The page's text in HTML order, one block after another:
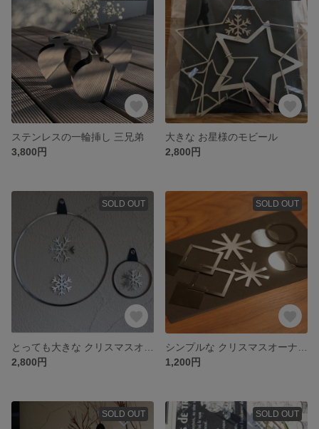
ステンレスの一輪挿し 三兄弟
3,800円
大きな お星様のモビール
2,800円
SOLD OUT
2,800円
SOLD OUT
1,200円
SOLD OUT SOLD OUT